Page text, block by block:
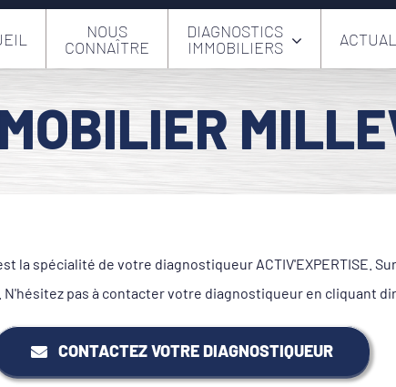
NOUS
CONNAÎTRE
DIAGNOSTICS
IMMOBILIERS
la spécialité de votre diagnostiqueur ACTIV'EXPERTISE.
N'hésitez pas à contacter votre diagnostiqueur en cliquant
CONTACTEZ VOTRE DIAGNOSTIQUEUR